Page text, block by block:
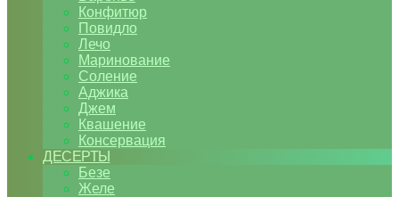
Конфитюр
Повидло
Лечо
Маринование
Соление
Аджика
Джем
Квашение
Консервация
ДЕСЕРТЫ
Безе
Желе